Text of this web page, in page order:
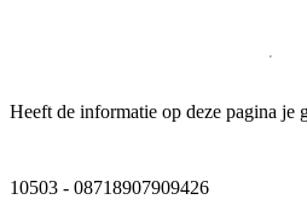
Heeft de informatie op deze pagina je
10503 - 08718907909426